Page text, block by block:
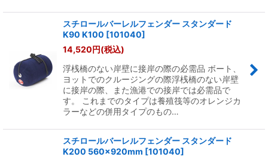
スチロールバーレルフェンダー スタンダード
K90 K100 [101040]
14,520円(税込)
浮桟橋のない岸壁に接岸の際の必需品 ボート、
ヨットでのクルージングの際浮桟橋のない岸壁
に接岸の際、また漁港での接岸では必需品で
す。 これまでのタイプは養殖筏等のオレンジカ
ラーなどの併用タイプのもの…
スチロールバーレルフェンダー スタンダード
K200 560×920mm [101040]